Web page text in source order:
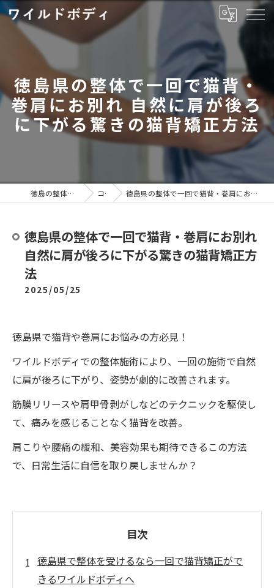
徳島県の整体で一回で猫背・
巻肩にお別れ 自然に肩が後ろ
に下がる驚きの猫背矯正方法
徳島の整体ならワイルドボディ コラム 徳島県の整体で一回で猫背・巻肩にお別れ 自然に肩が後ろに下がる驚きの猫背矯正方法
徳島県の整体で一回で猫背・巻肩にお別れ
自然に肩が後ろに下がる驚きの猫背矯正方
法
2025/05/25
徳島県で猫背や巻肩にお悩みの方必見！
ワイルドボディでの整体施術により、一回の施術で自然
に肩が後ろに下がり、姿勢が劇的に改善されます。
筋膜リリースや肩甲骨剥がしなどのテクニックを駆使し
て、痛みを感じることなく猫背を改善。
肩こりや腰痛の緩和、美容効果も期待できるこの方法
で、日常生活に自信を取り戻しませんか？
目次
徳島県で整体を受けるなら一回で猫背矯正がで
きるワイルドボディへ